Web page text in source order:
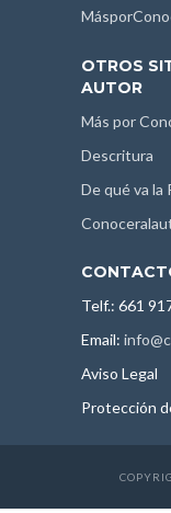
OTROS
AUTOR
Más por
Descritura
De qué va la
Telf.: 661
Email:
Aviso Legal
Protección